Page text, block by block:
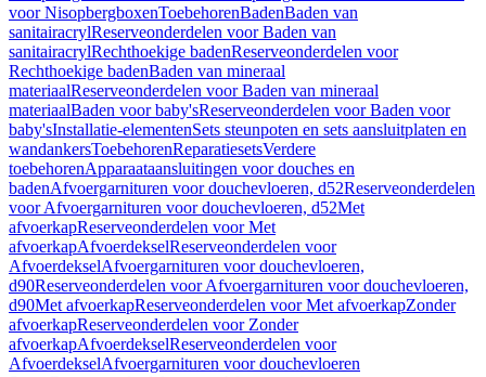
voor NisopbergboxenToebehorenBadenBaden van
sanitairacrylReserveonderdelen voor Baden van
sanitairacrylRechthoekige badenReserveonderdelen voor
Rechthoekige badenBaden van mineraal
materiaalReserveonderdelen voor Baden van mineraal
materiaalBaden voor baby'sReserveonderdelen voor Baden voor
baby'sInstallatie-elementenSets steunpoten en sets aansluitplaten en
wandankersToebehorenReparatiesetsVerdere
toebehorenApparaataansluitingen voor douches en
badenAfvoergarnituren voor douchevloeren, d52Reserveonderdelen
voor Afvoergarnituren voor douchevloeren, d52Met
afvoerkapReserveonderdelen voor Met
afvoerkapAfvoerdekselReserveonderdelen voor
AfvoerdekselAfvoergarnituren voor douchevloeren,
d90Reserveonderdelen voor Afvoergarnituren voor douchevloeren,
d90Met afvoerkapReserveonderdelen voor Met afvoerkapZonder
afvoerkapReserveonderdelen voor Zonder
afvoerkapAfvoerdekselReserveonderdelen voor
AfvoerdekselAfvoergarnituren voor douchevloeren